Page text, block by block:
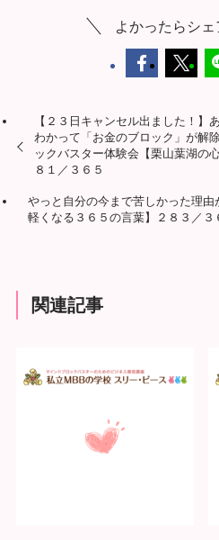
よかったらシェ
【２３日キャンセル出ました！】
わかって「お金のブロック」が解
ックバスター体験会【栗山葉湖の
８１／３６５
やっと自分の今まで苦しかった理
軽くなる３６５の言葉】２８３／３
関連記事